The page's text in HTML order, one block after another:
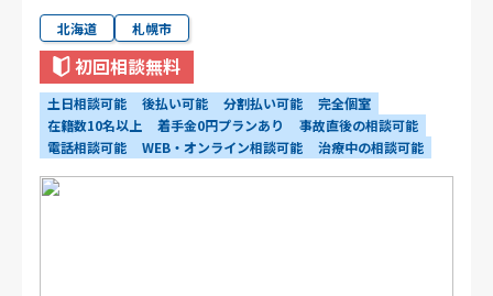
北海道 札幌市
初回相談無料
土日相談可能 後払い可能 分割払い可能
完全個室
在籍数10名以上
着手金0円プランあり
事故直後の相談可能
電話相談可能
WEB・オンライン相談可能 治療中の相談可能